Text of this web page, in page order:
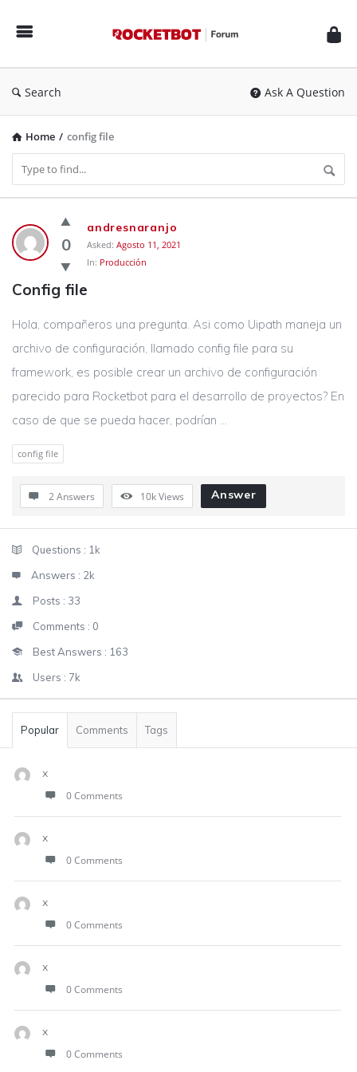
Forum
Search Ask A Question
Home / config file
Rocketbot
Forum
Latest
Questions
0
andresnaranjo
Asked: Agosto 11, 2021
In: Producción
Config file
Hola, compañeros una pregunta. Asi como Uipath maneja un
archivo de configuración, llamado config file para su
framework, es posible crear un archivo de configuración
parecido para Rocketbot para el desarrollo de proyectos? En
caso de que se pueda hacer, podrían ...
config file
2 Answers 10kViews Answer
StatsQuestions : 1k
Answers : 2k
Posts : 33
Comments : 0
Best Answers : 163
Users : 7k
Popular Comments Tags
x
0 Comments
x
0 Comments
x
0 Comments
x
0 Comments
x
0 Comments